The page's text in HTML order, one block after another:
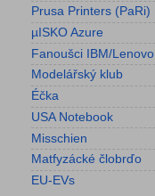
Prusa Printers (PaRi)
µISKO Azure
Fanoušci IBM/Lenovo
Modelářský klub
Éčka
USA Notebook
Misschien
Matfyzácké člobrďo
EU-EVs